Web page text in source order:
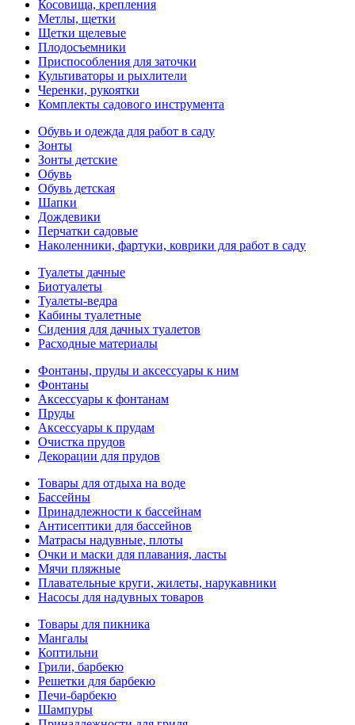
Косовища, крепления
Метлы, щетки
Щетки щелевые
Плодосъемники
Приспособления для заточки
Культиваторы и рыхлители
Черенки, рукоятки
Комплекты садового инструмента
Обувь и одежда для работ в саду
Зонты
Зонты детские
Обувь
Обувь детская
Шапки
Дождевики
Перчатки садовые
Наколенники, фартуки, коврики для работ в саду
Туалеты дачные
Биотуалеты
Туалеты-ведра
Кабины туалетные
Сидения для дачных туалетов
Расходные материалы
Фонтаны, пруды и аксессуары к ним
Фонтаны
Аксессуары к фонтанам
Пруды
Аксессуары к прудам
Очистка прудов
Декорации для прудов
Товары для отдыха на воде
Бассейны
Принадлежности к бассейнам
Антисептики для бассейнов
Матраcы надувные, плоты
Очки и маски для плавания, ласты
Мячи пляжные
Плавательные круги, жилеты, нарукавники
Насосы для надувных товаров
Товары для пикника
Мангалы
Коптильни
Грили, барбекю
Решетки для барбекю
Печи-барбекю
Шампуры